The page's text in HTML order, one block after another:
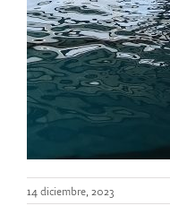
14 diciembre, 2023